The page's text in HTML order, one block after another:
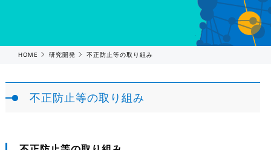
HOME 研究開発 不正防止等の取り組み
不正防止等の取り組み